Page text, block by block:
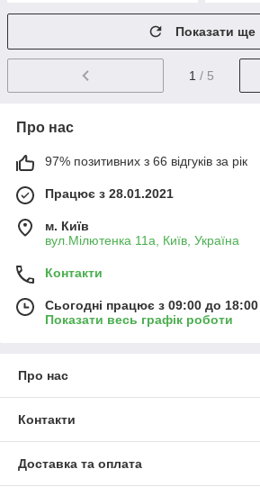
Показати ще
1 / 5
Про нас
97% позитивних з 66 відгуків за рік
Працює з 28.01.2021
м. Київ
вул.Мілютенка 11а, Київ, Україна
Контакти
Сьогодні працює з 09:00 до 18:00
Показати весь графік роботи
Про нас
Контакти
Доставка та оплата